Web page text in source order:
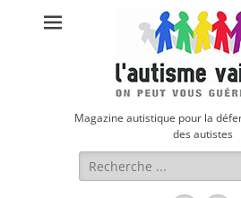
Magazine autistique pour la
des autistes
Rechercher :